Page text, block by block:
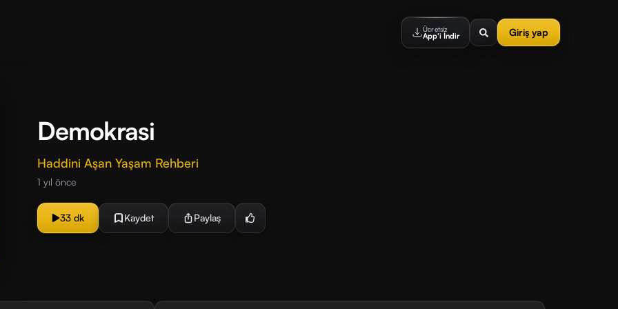
Ücretsiz
App'i İndir Giriş yap
Demokrasi
Haddini Aşan Yaşam Rehberi
1 yıl önce
33 dk Kaydet Paylaş